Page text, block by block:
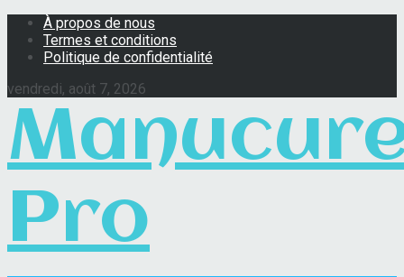
À propos de nous
Termes et conditions
Politique de confidentialité
vendredi, août 7, 2026
Pro